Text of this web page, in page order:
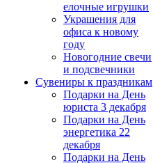
елочные игрушки
Украшения для
офиса к новому
году
Новогодние свечи
и подсвечники
Сувениры к праздникам
Подарки на День
юриста 3 декабря
Подарки на День
энергетика 22
декабря
Подарки на День